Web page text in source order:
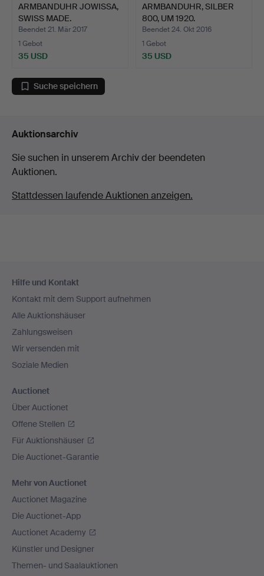
ARMBANDUHR JOWISSA,
SWISS MADE.
Beendet 21. Mär 2017
1 Gebot
35 USD
ARMBANDUHR, SILBER
800, UM 1920.
Beendet 24. Okt 2016
1 Gebot
35 USD
Suche speichern
Auktionsarchiv
Sie suchen in unserem Archiv der beendeten
Auktionen.
Stattdessen laufende Auktionen anzeigen.
Navigation
Hilfe und Kontakt
Kontakt mit dem Support aufnehmen
Alle Auktionshäuser
Zahlungsweisen
Wir versenden mit
Soziale Medien
Auctionet
Über Auctionet
Offene Stellen
Für Auktionshäuser
Die Auctionet-Garantie
Mehr von Auctionet
Auctionet Magazine
Die Auctionet-App
Auctionet Academy
Künstler und Designer
Themen- und Saalauktionen